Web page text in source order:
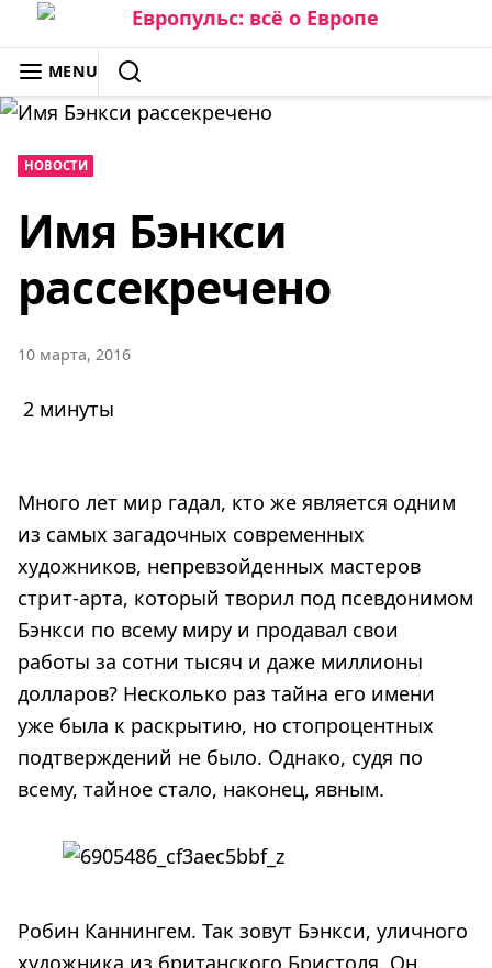
Skip
to
content
ЕВРОПУЛЬС: ВСЁ О ЕВРОПЕ
MENU
SEARCH
НОВОСТИ
Имя Бэнкси
рассекречено
10 марта, 2016
2 минуты
Много лет мир гадал, кто же является одним
из самых загадочных современных
художников, непревзойденных мастеров
стрит-арта, который творил под псевдонимом
Бэнкси по всему миру и продавал свои
работы за сотни тысяч и даже миллионы
долларов? Несколько раз тайна его имени
уже была к раскрытию, но стопроцентных
подтверждений не было. Однако, судя по
всему, тайное стало, наконец, явным.
Робин Каннингем. Так зовут Бэнкси, уличного
художника из британского Бристоля. Он